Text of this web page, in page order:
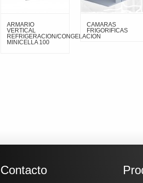
ARMARIO
VERTICAL
REFRIGERACION/CONGELACION
MINICELLA 100
CAMARAS
FRIGORIFICAS
Contacto